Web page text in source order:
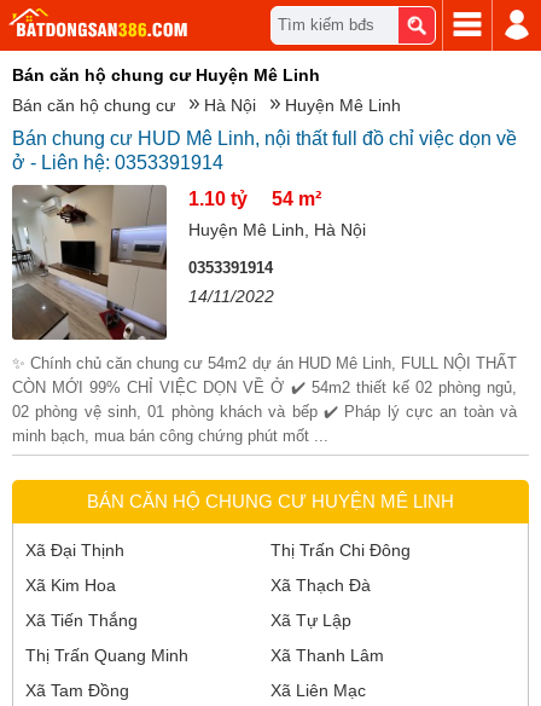
Tìm kiếm bđs
Bán căn hộ chung cư Huyện Mê Linh
Bán căn hộ chung cư
Hà Nội Huyện Mê Linh
Bán chung cư HUD Mê Linh, nội thất full đồ chỉ việc dọn về
ở - Liên hệ: 0353391914
1.10 tỷ
54 m²
Huyện Mê Linh, Hà Nội
0353391914
14/11/2022
✨ Chính chủ căn chung cư 54m2 dự án HUD Mê Linh, FULL NỘI THẤT
CÒN MỚI 99% CHỈ VIỆC DỌN VỀ Ở ✔️ 54m2 thiết kế 02 phòng ngủ,
02 phòng vệ sinh, 01 phòng khách và bếp ✔️ Pháp lý cực an toàn và
minh bạch, mua bán công chứng phút mốt ...
BÁN CĂN HỘ CHUNG CƯ HUYỆN MÊ LINH
Xã Đại Thịnh
Thị Trấn Chi Đông
Xã Kim Hoa
Xã Thạch Đà
Xã Tiến Thắng
Xã Tự Lập
Thị Trấn Quang Minh
Xã Thanh Lâm
Xã Tam Đồng
Xã Liên Mạc